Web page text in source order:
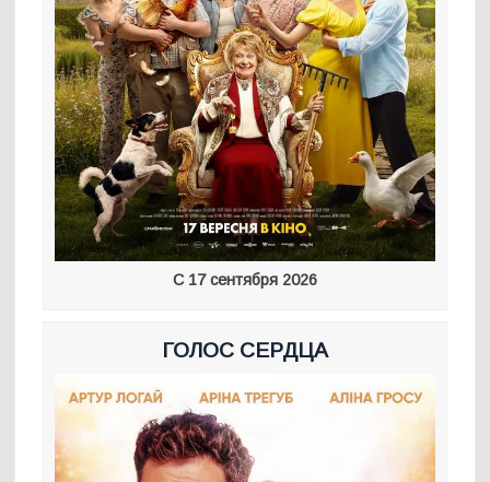
С 17 сентября 2026
ГОЛОС СЕРДЦА